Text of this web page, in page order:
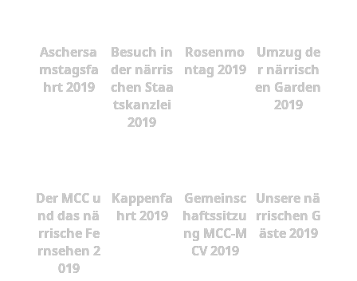
Aschersa
mstagsfa
hrt 2019
Besuch in
der närris
chen Staa
tskanzlei
2019
Rosenmo
ntag 2019
Umzug de
r närrisch
en Garden
2019
Der MCC u
nd das nä
rrische Fe
rnsehen 2
019
Kappenfa
hrt 2019
Gemeinsc
haftssitzu
ng MCC-M
CV 2019
Unsere nä
rrischen G
äste 2019